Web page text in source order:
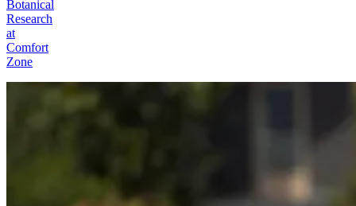
Botanical
Research
at
Comfort
Zone